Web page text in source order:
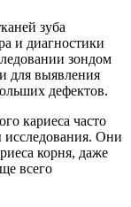
зуба
и диагностики
зондом
для выявления
дефектов.
кариеса часто
исследования. Они
корня, даже
всего